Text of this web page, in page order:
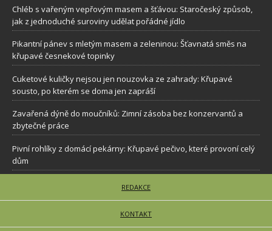
Chléb s vařeným vepřovým masem a šťávou: Staročeský způsob,
jak z jednoduché suroviny udělat pořádné jídlo
Pikantní pánev s mletým masem a zeleninou: Šťavnatá směs na
křupavé česnekové topinky
Cuketové kuličky nejsou jen nouzovka ze zahrady: Křupavé
sousto, po kterém se doma jen zapráší
Zavařená dýně do moučníků: Zimní zásoba bez konzervantů a
zbytečné práce
Pivní rohlíky z domácí pekárny: Křupavé pečivo, které provoní celý
dům
REDAKCE
KONTAKT